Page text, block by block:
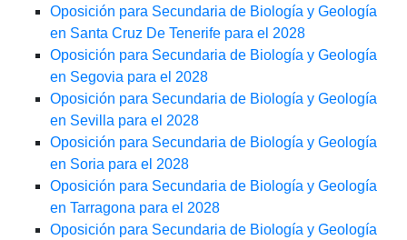
Oposición para Secundaria de Biología y Geología
en Santa Cruz De Tenerife para el 2028
Oposición para Secundaria de Biología y Geología
en Segovia para el 2028
Oposición para Secundaria de Biología y Geología
en Sevilla para el 2028
Oposición para Secundaria de Biología y Geología
en Soria para el 2028
Oposición para Secundaria de Biología y Geología
en Tarragona para el 2028
Oposición para Secundaria de Biología y Geología